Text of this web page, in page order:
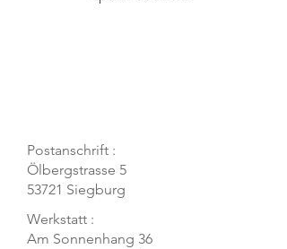
Postanschrift :
Ölbergstrasse 5
53721 Siegburg
Werkstatt :
Am Sonnenhang 36